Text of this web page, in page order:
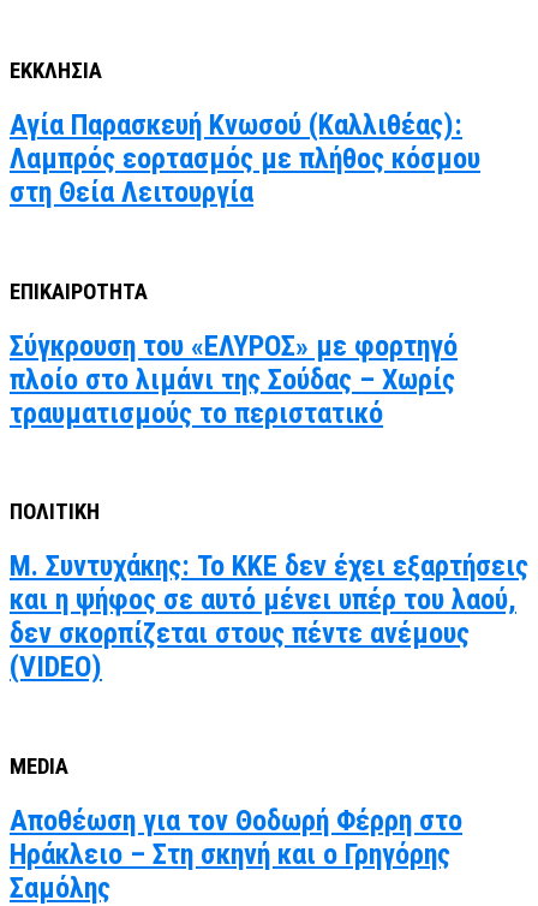
ΕΚΚΛΗΣΙΑ
Αγία Παρασκευή Κνωσού (Καλλιθέας):
Λαμπρός εορτασμός με πλήθος κόσμου
στη Θεία Λειτουργία
ΕΠΙΚΑΙΡΟΤΗΤΑ
Σύγκρουση του «ΕΛΥΡΟΣ» με φορτηγό
πλοίο στο λιμάνι της Σούδας – Χωρίς
τραυματισμούς το περιστατικό
ΠΟΛΙΤΙΚΗ
Μ. Συντυχάκης: Το ΚΚΕ δεν έχει εξαρτήσεις
και η ψήφος σε αυτό μένει υπέρ του λαού,
δεν σκορπίζεται στους πέντε ανέμους
(VIDEO)
MEDIA
Αποθέωση για τον Θοδωρή Φέρρη στο
Ηράκλειο – Στη σκηνή και ο Γρηγόρης
Σαμόλης